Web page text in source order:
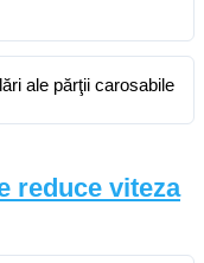
ale părţii carosabile
reduce viteza